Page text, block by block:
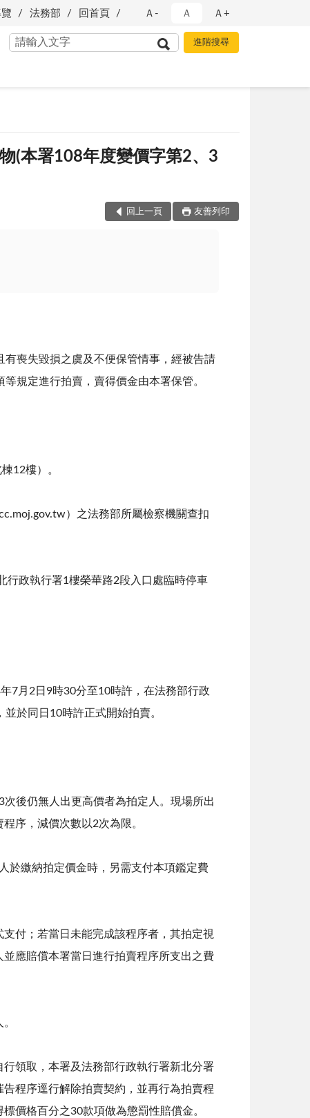
法務部 回首頁 Ａ- Ａ Ａ+
(本署108年度變價字第2、3
回上一頁 友善列印
喪失毀損之虞及不便保管情事，經被告請
規定進行拍賣，賣得價金由本署保管。
12樓）。
）之法務部所屬檢察機關查扣
行政執行署1樓榮華路2段入口處臨時停車
7月2日9時30分至10時許，在法務部行政
於同日10時許正式開始拍賣。
後仍無人出更高價者為拍定人。現場所出
序，減價次數以2次為限。
於繳納拍定價金時，另需支付本項鑑定費
付；若當日未能完成該程序者，其拍定視
應賠償本署當日進行拍賣程序所支出之費
領取，本署及法務部行政執行署新北分署
程序逕行解除拍賣契約，並再行為拍賣程
價格百分之30款項做為懲罰性賠償金。